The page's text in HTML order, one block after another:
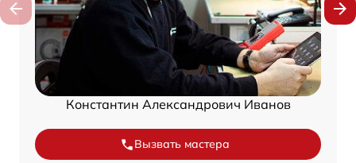
Константин Александрович Иванов
Вызвать мастера